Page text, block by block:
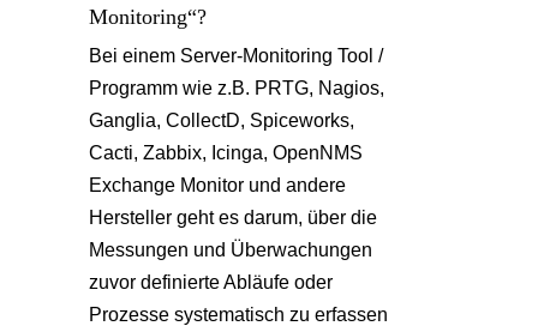
Monitoring“?
Bei einem Server-Monitoring Tool /
Programm wie z.B. PRTG, Nagios,
Ganglia, CollectD, Spiceworks,
Cacti, Zabbix, Icinga, OpenNMS
Exchange Monitor und andere
Hersteller geht es darum, über die
Messungen und Überwachungen
zuvor definierte Abläufe oder
Prozesse systematisch zu erfassen